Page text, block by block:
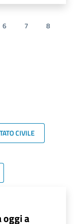
6 7
8
CIVILE
oggi a